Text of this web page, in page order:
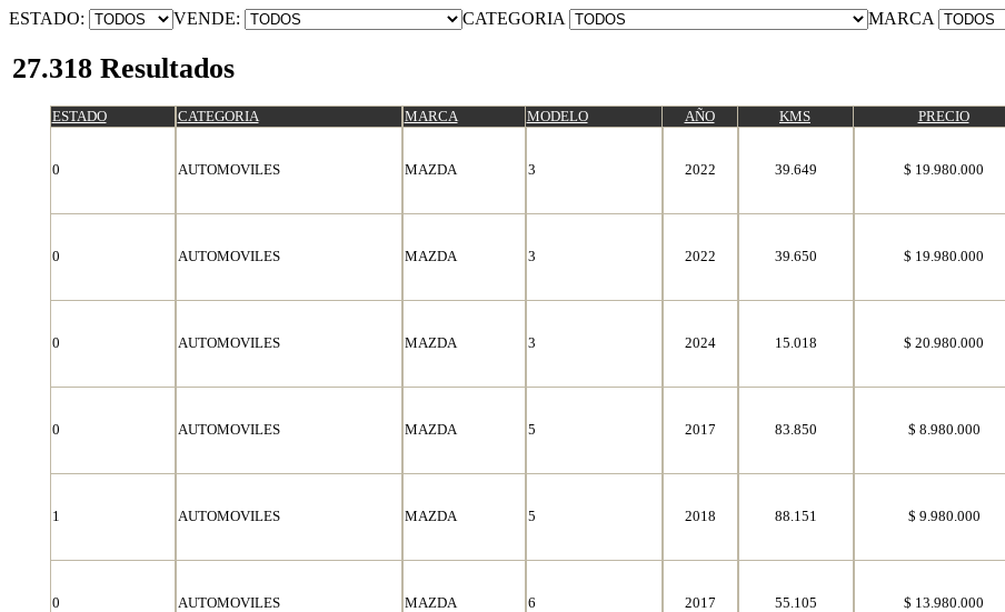
ESTADO: VENDE: CATEGORIA MARCA
27.318 Resultados
ESTADO CATEGORIA MARCA MODELO AÑO KMS PRECIO
0 AUTOMOVILES MAZDA 3 2022 39.649 $ 19.980.000
0 AUTOMOVILES MAZDA 3 2022 39.650 $ 19.980.000
0 AUTOMOVILES MAZDA 3 2024 15.018 $ 20.980.000
0 AUTOMOVILES MAZDA 5 2017 83.850 $ 8.980.000
1 AUTOMOVILES MAZDA 5 2018 88.151 $ 9.980.000
0 AUTOMOVILES MAZDA 6 2017 55.105 $ 13.980.000